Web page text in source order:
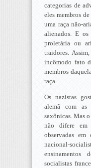
categorias de
eles membros
uma raça não-
alienados. E
proletária ou
traidores.
incômodo fato
membros
raça.
Os nazistas
alemã com as
saxônicas. Mas
não difere em
observadas em
nacional-
ensinamentos
socialistas